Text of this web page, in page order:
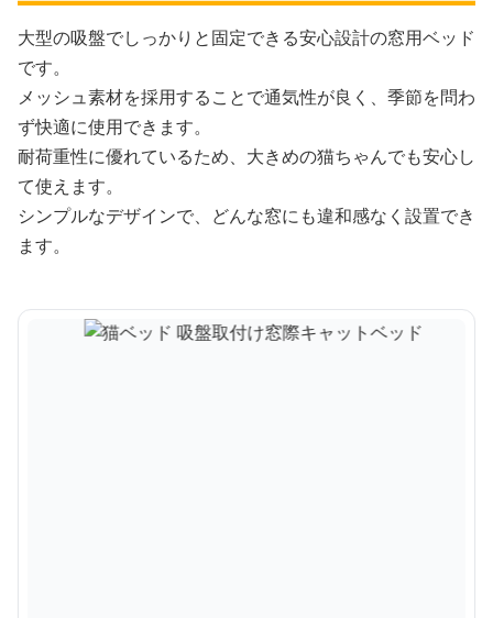
大型の吸盤でしっかりと固定できる安心設計の窓用ベッド
です。
メッシュ素材を採用することで通気性が良く、季節を問わ
ず快適に使用できます。
耐荷重性に優れているため、大きめの猫ちゃんでも安心し
て使えます。
シンプルなデザインで、どんな窓にも違和感なく設置でき
ます。